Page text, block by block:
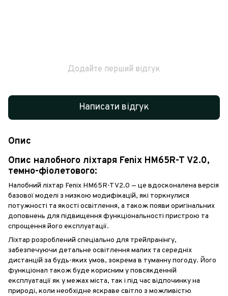
Додайте перший відгук
Написати відгук
Опис
Опис налобного ліхтаря Fenix HM65R-T V2.0,
темно-фіолетового:
Налобний ліхтар Fenix HM65R-T V2.0 — це вдосконалена версія
базової моделі з низкою модифікацій, які торкнулися
потужності та якості освітлення, а також появи оригінальних
доповнень для підвищення функціональності пристрою та
спрощення його експлуатації.
Ліхтар розроблений спеціально для трейлранінгу,
забезпечуючи детальне освітлення малих та середніх
дистанцій за будь-яких умов, зокрема в туманну погоду. Його
функціонал також буде корисним у повсякденній
експлуатації як у межах міста, так і під час відпочинку на
природі, коли необхідне яскраве світло з можливістю